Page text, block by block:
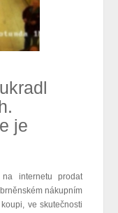
je
internetu prodat
nákupním
ve skutečnosti